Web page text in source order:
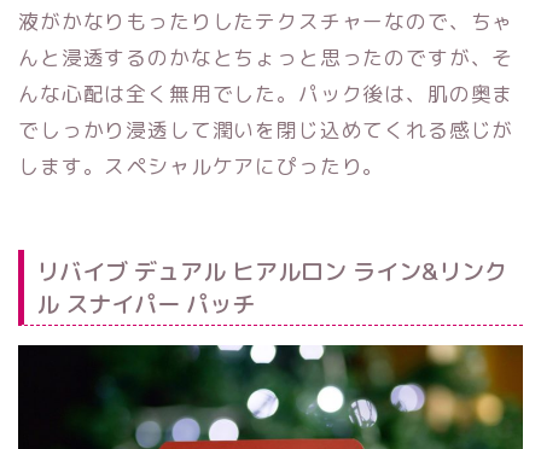
液がかなりもったりしたテクスチャーなので、ちゃ
んと浸透するのかなとちょっと思ったのですが、そ
んな心配は全く無用でした。パック後は、肌の奥ま
でしっかり浸透して潤いを閉じ込めてくれる感じが
します。スペシャルケアにぴったり。
リバイブ デュアル ヒアルロン ライン&リンク
ル スナイパー パッチ